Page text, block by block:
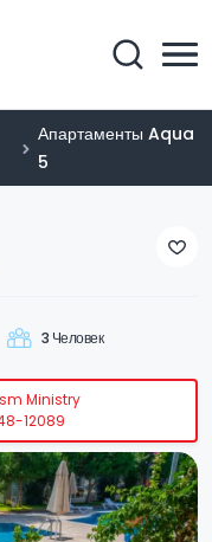
Апартаменты Aqua
5
3 Человек
Ministry
12089